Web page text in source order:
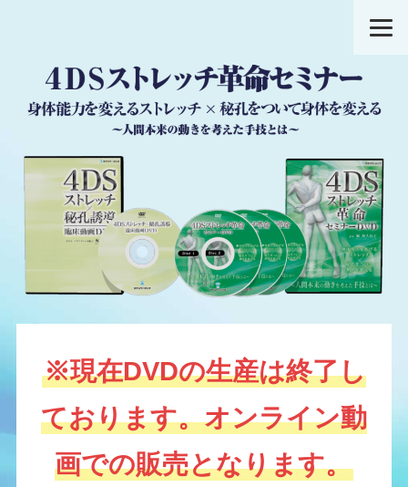
※現在DVDの生産は終了し
ております。オンライン動
画での販売となります。